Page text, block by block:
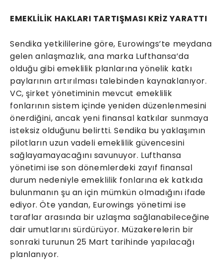
EMEKLİLİK HAKLARI TARTIŞMASI KRİZ YARATTI
Sendika yetkililerine göre, Eurowings’te meydana
gelen anlaşmazlık, ana marka Lufthansa’da
olduğu gibi emeklilik planlarına yönelik katkı
paylarının artırılması talebinden kaynaklanıyor.
VC, şirket yönetiminin mevcut emeklilik
fonlarının sistem içinde yeniden düzenlenmesini
önerdiğini, ancak yeni finansal katkılar sunmaya
isteksiz olduğunu belirtti. Sendika bu yaklaşımın
pilotların uzun vadeli emeklilik güvencesini
sağlayamayacağını savunuyor. Lufthansa
yönetimi ise son dönemlerdeki zayıf finansal
durum nedeniyle emeklilik fonlarına ek katkıda
bulunmanın şu an için mümkün olmadığını ifade
ediyor. Öte yandan, Eurowings yönetimi ise
taraflar arasında bir uzlaşma sağlanabileceğine
dair umutlarını sürdürüyor. Müzakerelerin bir
sonraki turunun 25 Mart tarihinde yapılacağı
planlanıyor.